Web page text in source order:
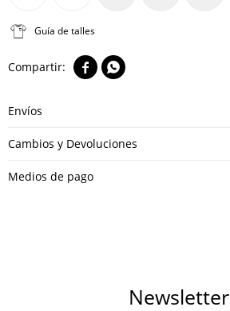
Guía de talles
 
Envíos
Cambios y Devoluciones
Medios de pago
Newsletter